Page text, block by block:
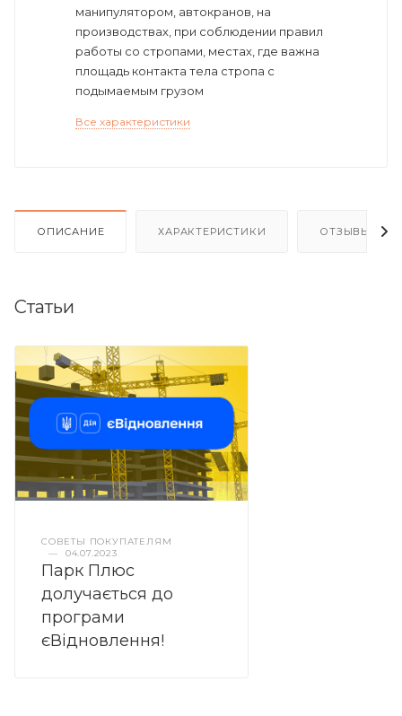
манипулятором, автокранов, на
производствах, при соблюдении правил
работы со стропами, местах, где важна
площадь контакта тела стропа с
подымаемым грузом
Все характеристики
ОПИСАНИЕ ХАРАКТЕРИСТИКИ ОТЗЫВЫ
Статьи
СОВЕТЫ ПОКУПАТЕЛЯМ
—
04.07.2023
Парк Плюс
долучається до
програми
єВідновлення!